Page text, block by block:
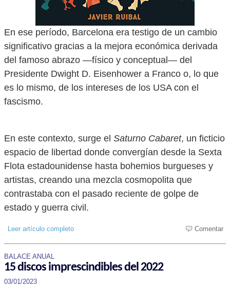
En ese período, Barcelona era testigo de un cambio
significativo gracias a la mejora económica derivada
del famoso abrazo —físico y conceptual— del
Presidente Dwight D. Eisenhower a Franco o, lo que
es lo mismo, de los intereses de los USA con el
fascismo.
En este contexto, surge el Saturno Cabaret, un ficticio
espacio de libertad donde convergían desde la Sexta
Flota estadounidense hasta bohemios burgueses y
artistas, creando una mezcla cosmopolita que
contrastaba con el pasado reciente de golpe de
estado y guerra civil.
Leer artículo completo Comentar
BALACE ANUAL
15 discos imprescindibles del 2022
03/01/2023